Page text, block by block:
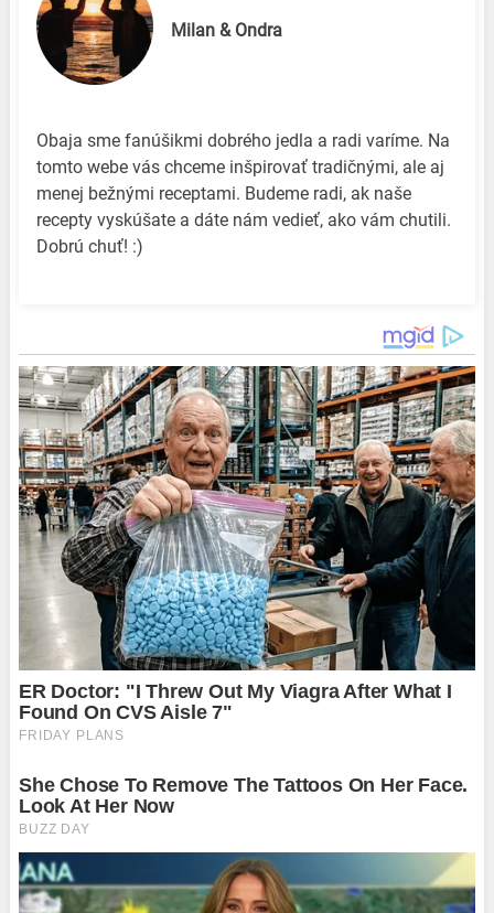
Milan & Ondra
Obaja sme fanúšikmi dobrého jedla a radi varíme. Na
tomto webe vás chceme inšpirovať tradičnými, ale aj
menej bežnými receptami. Budeme radi, ak naše
recepty vyskúšate a dáte nám vedieť, ako vám chutili.
Dobrú chuť! :)